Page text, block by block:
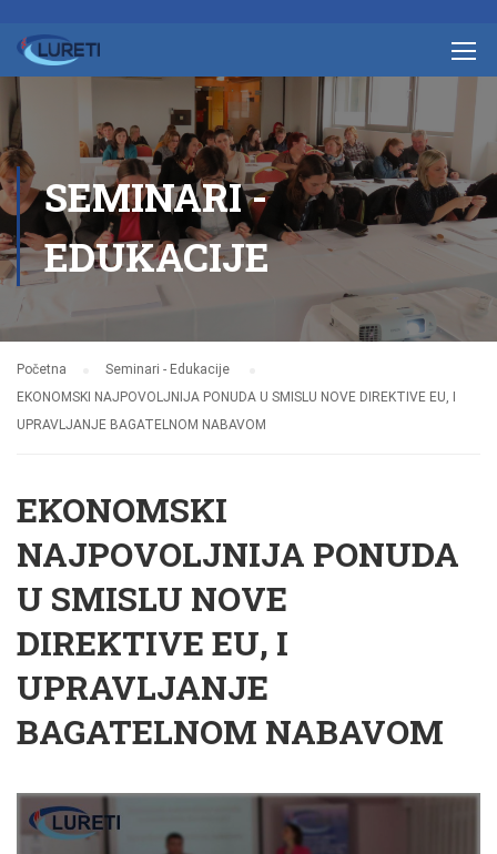
SEMINARI -
EDUKACIJE
Početna
Seminari - Edukacije
EKONOMSKI NAJPOVOLJNIJA PONUDA U SMISLU NOVE DIREKTIVE EU, I
UPRAVLJANJE BAGATELNOM NABAVOM
EKONOMSKI
NAJPOVOLJNIJA PONUDA
U SMISLU NOVE
DIREKTIVE EU, I
UPRAVLJANJE
BAGATELNOM NABAVOM